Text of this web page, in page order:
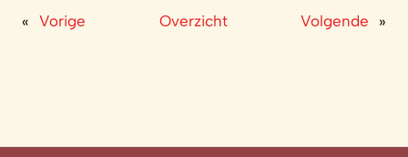
« Vorige Overzicht Volgende »